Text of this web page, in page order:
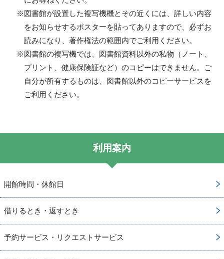
※図書館が設置した複写機機とその近くには、詳しい内容
をお知らせするポスターを貼ってありますので、必ずお
読みになり、著作権法の範囲内でご利用ください。
※図書館の複写機では、図書館資料以外の私物（ノート、
プリント、健康保険証など）のコピーはできません。ご
自分が所有するものは、図書館以外のコピーサービスを
ご利用ください。
利用案内
開館時間・休館日
借りるとき・返すとき
予約サービス・リクエストサービス